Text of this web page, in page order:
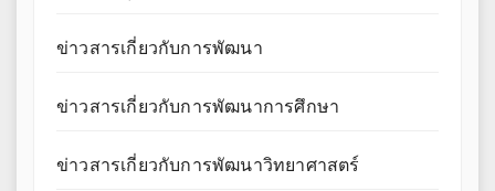
ข่าวสารเกี่ยวกับการพัฒนา
ข่าวสารเกี่ยวกับการพัฒนาการศึกษา
ข่าวสารเกี่ยวกับการพัฒนาวิทยาศาสตร์